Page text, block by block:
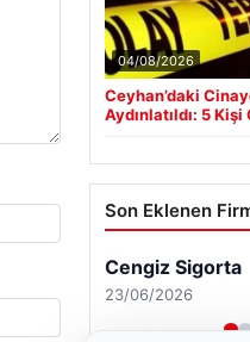
04/08/2026
Ceyhan’daki
Aydınlatıldı: 5 Kişi
Son Eklenen
Cengiz Sigorta
23/06/2026